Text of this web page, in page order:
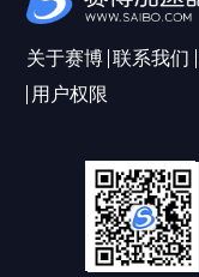
关于赛博 联系我们
用户权限